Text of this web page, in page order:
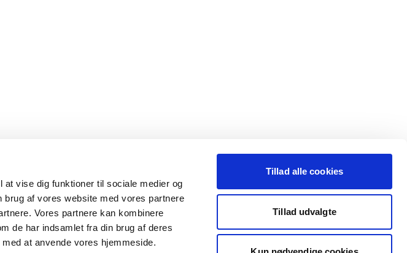
vise dig funktioner til sociale medier og
af vores website med vores partnere
Vores partnere kan kombinere
de har indsamlet fra din brug af deres
at anvende vores hjemmeside.
Tillad alle cookies
Tillad udvalgte